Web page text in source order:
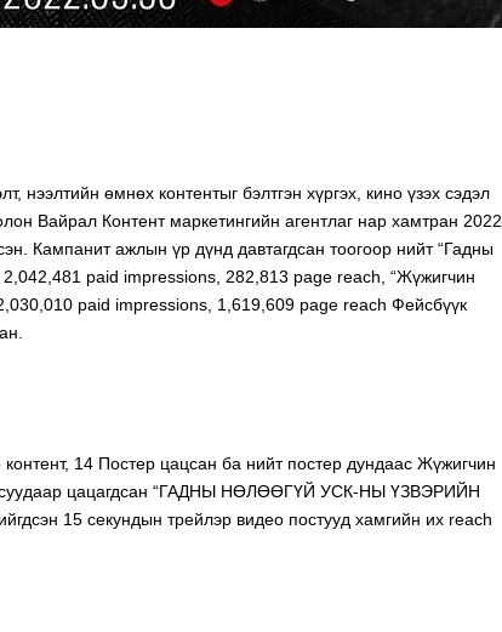
нээлтийн өмнөх контентыг бэлтгэн хүргэх, кино үзэх сэдэл
Вайрал Контент маркетингийн агентлаг нар хамтран 2022
Кампанит ажлын үр дүнд давтагдсан тоогоор нийт “Гадны
paid impressions, 282,813 page reach, “Жүжигчин
paid impressions, 1,619,609 page reach Фейсбүүк
цацагдсан “ГАДНЫ НӨЛӨӨГҮЙ УСК-НЫ ҮЗВЭРИЙН
15 секундын трейлэр видео постууд хамгийн их reach